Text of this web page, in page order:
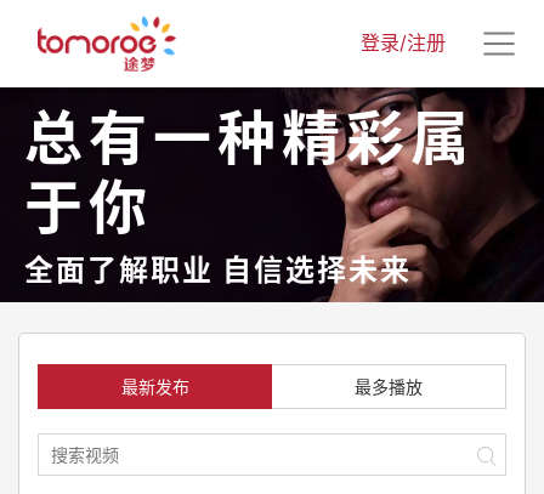
登录/注册
总有一种精彩属
于你
全面了解职业 自信选择未来
最新发布 最多播放